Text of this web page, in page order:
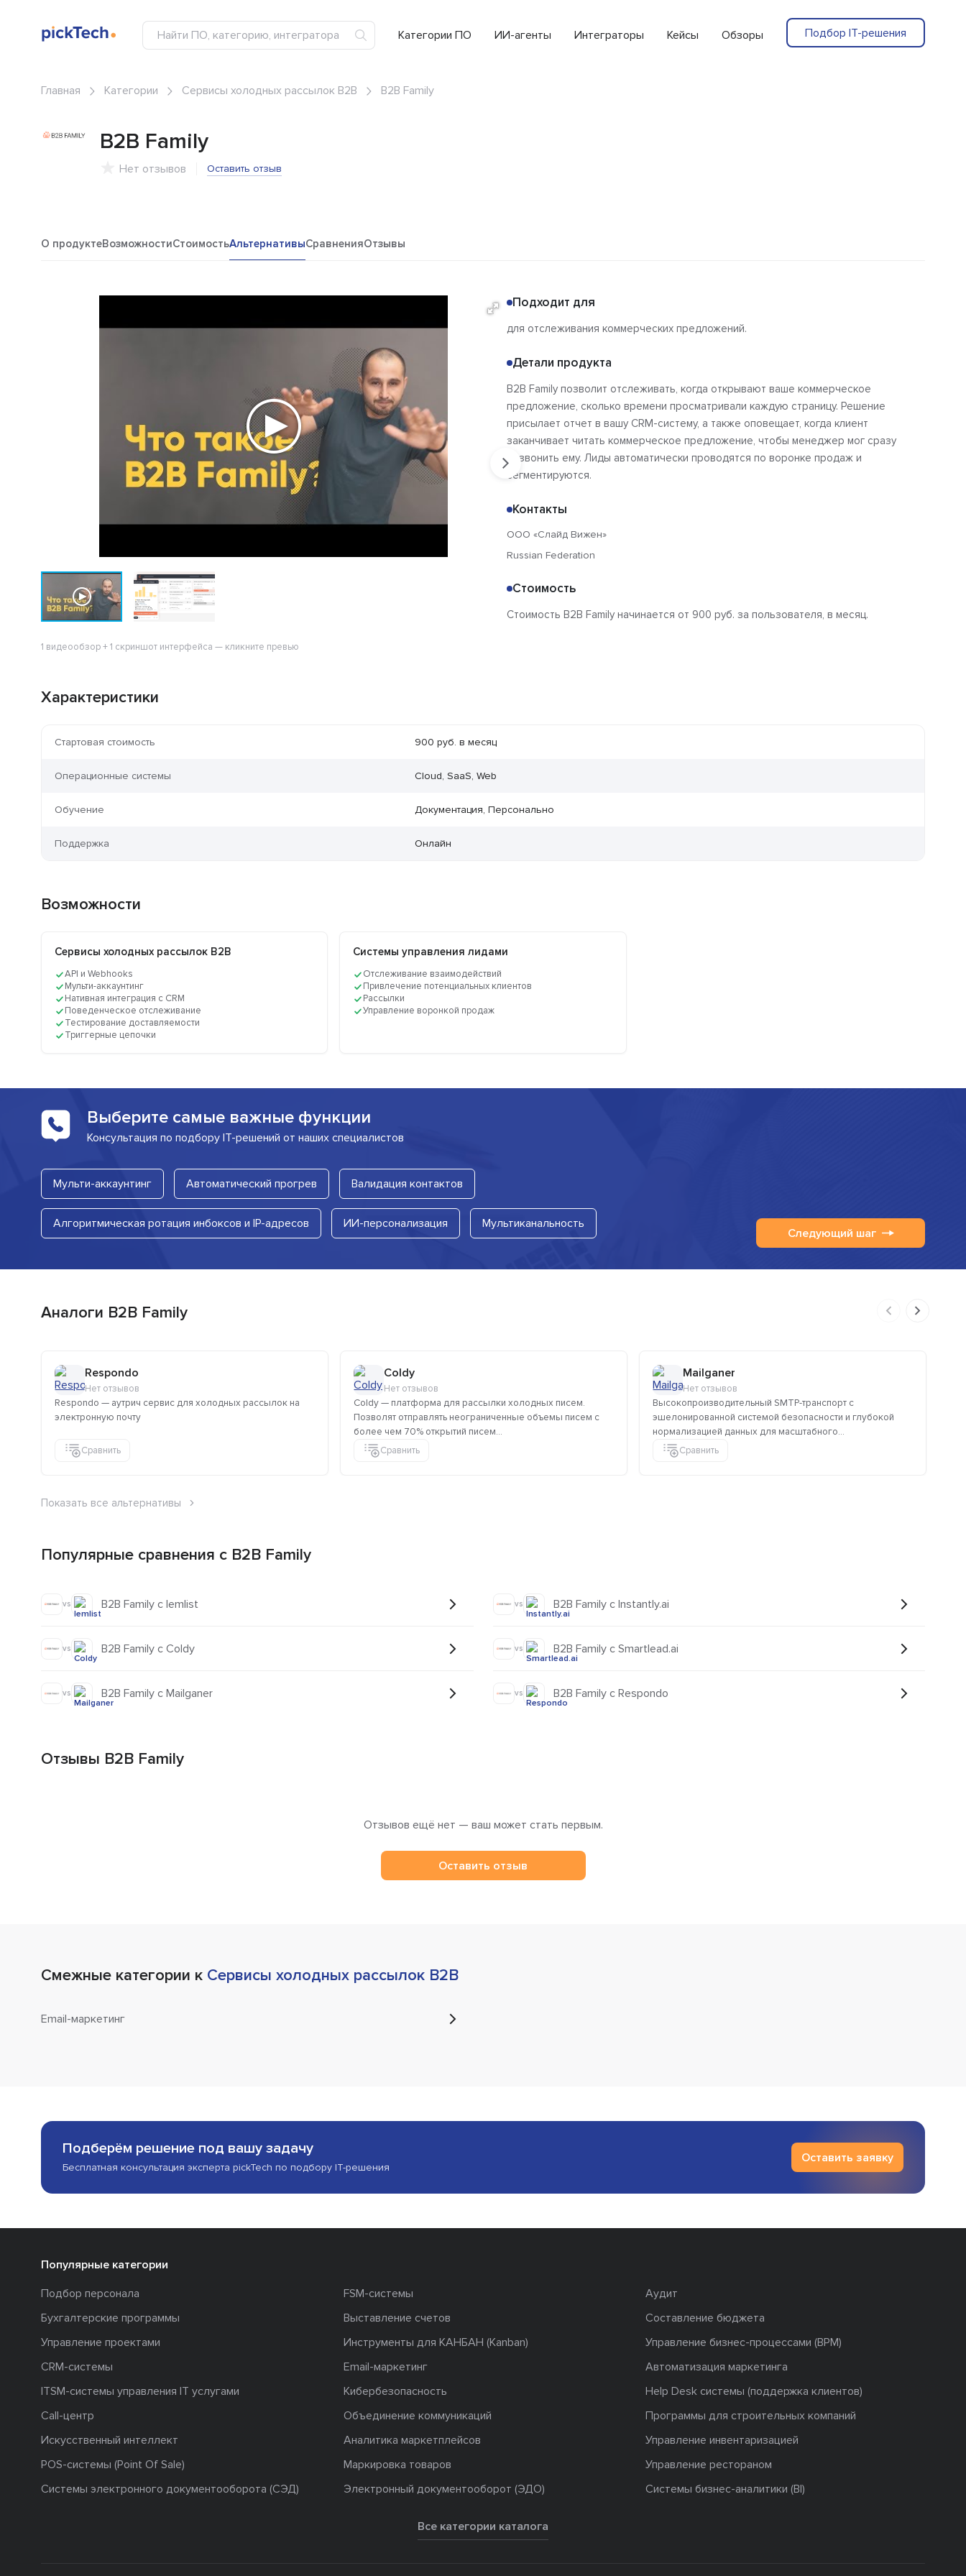
Категории ПО ИИ-агенты Интеграторы Кейсы Обзоры Подбор IT-решения
Главная Категории Сервисы холодных рассылок B2B B2B Family
B2B Family
Нет отзывов Оставить отзыв
О продуктеВозможностиСтоимостьАльтернативыСравненияОтзывы
1 видеообзор + 1 скриншот интерфейса — кликните превью
Подходит для
для отслеживания коммерческих предложений.
Детали продукта
B2B Family позволит отслеживать, когда открывают ваше коммерческое
предложение, сколько времени просматривали каждую страницу. Решение
присылает отчет в вашу CRM-систему, а также оповещает, когда клиент
заканчивает читать коммерческое предложение, чтобы менеджер мог сразу
позвонить ему. Лиды автоматически проводятся по воронке продаж и
сегментируются.
Контакты
ООО «Слайд Вижен»
Russian Federation
Стоимость
Стоимость B2B Family начинается от 900 руб. за пользователя, в месяц.
Характеристики
Стартовая стоимость 900 руб. в месяц
Операционные системы Cloud, SaaS, Web
Обучение Документация, Персонально
Поддержка Онлайн
Возможности
Сервисы холодных рассылок B2B
API и Webhooks
Мульти-аккаунтинг
Нативная интеграция с CRM
Поведенческое отслеживание
Тестирование доставляемости
Триггерные цепочки
Системы управления лидами
Отслеживание взаимодействий
Привлечение потенциальных клиентов
Рассылки
Управление воронкой продаж
Выберите самые важные функции
Консультация по подбору IT-решений от наших специалистов
Мульти-аккаунтинг Автоматический прогрев Валидация контактов
Алгоритмическая ротация инбоксов и IP-адресов ИИ-персонализация Мультиканальность
Следующий шаг
Аналоги B2B Family
Respondo
Нет отзывов
Respondo — аутрич сервис для холодных рассылок на
электронную почту
Сравнить
Coldy
Нет отзывов
Coldy — платформа для рассылки холодных писем.
Позволят отправлять неограниченные объемы писем с
более чем 70% открытий писем...
Сравнить
Mailganer
Нет отзывов
Высокопроизводительный SMTP-транспорт с
эшелонированной системой безопасности и глубокой
нормализацией данных для масштабного...
Сравнить
Показать все альтернативы
Популярные сравнения с B2B Family
vs B2B Family с lemlist
vs B2B Family с Coldy
vs B2B Family с Mailganer
vs B2B Family с Instantly.ai
vs B2B Family с Smartlead.ai
vs B2B Family с Respondo
Отзывы B2B Family
Отзывов ещё нет — ваш может стать первым.
Оставить отзыв
Смежные категории к Сервисы холодных рассылок B2B
Email-маркетинг
Подберём решение под вашу задачу
Бесплатная консультация эксперта pickTech по подбору IT-решения
Оставить заявку
Популярные категории
Подбор персонала
FSM-системы
Аудит
Бухгалтерские программы
Выставление счетов
Составление бюджета
Управление проектами
Инструменты для КАНБАН (Kanban)
Управление бизнес-процессами (BPM)
CRM-системы
Email-маркетинг
Автоматизация маркетинга
ITSM-системы управления IT услугами
Кибербезопасность
Help Desk системы (поддержка клиентов)
Call-центр
Объединение коммуникаций
Программы для строительных компаний
Искусственный интеллект
Аналитика маркетплейсов
Управление инвентаризацией
POS-системы (Point Of Sale)
Маркировка товаров
Управление рестораном
Системы электронного документооборота (СЭД)
Электронный документооборот (ЭДО) Системы бизнес-аналитики (BI)
Все категории каталога